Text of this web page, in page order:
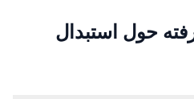
حول استبدال